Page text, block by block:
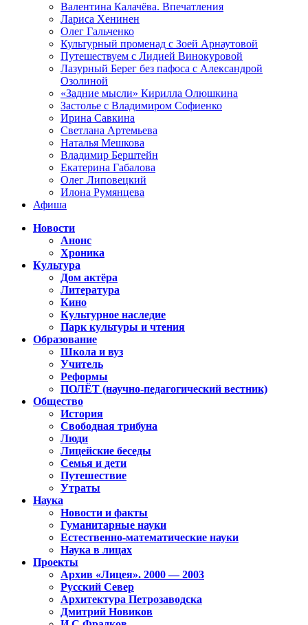
Валентина Калачёва. Впечатления
Лариса Хенинен
Олег Гальченко
Культурный променад с Зоей Арнаутовой
Путешествуем с Лидией Винокуровой
Лазурный Берег без пафоса с Александрой
Озолиной
«Задние мысли» Кирилла Олюшкина
Застолье с Владимиром Софиенко
Ирина Савкина
Светлана Артемьева
Наталья Мешкова
Владимир Берштейн
Екатерина Габалова
Олег Липовецкий
Илона Румянцева
Афиша
Новости
Анонс
Хроника
Культура
Дом актёра
Литература
Кино
Культурное наследие
Парк культуры и чтения
Образование
Школа и вуз
Учитель
Реформы
ПОЛЁТ (научно-педагогический вестник)
Общество
История
Свободная трибуна
Люди
Лицейские беседы
Семья и дети
Путешествие
Утраты
Наука
Новости и факты
Гуманитарные науки
Естественно-математические науки
Наука в лицах
Проекты
Архив «Лицея». 2000 — 2003
Русский Север
Архитектура Петрозаводска
Дмитрий Новиков